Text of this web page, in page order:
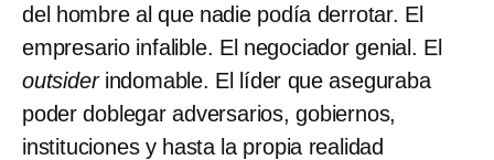
del hombre al que nadie podía derrotar. El
empresario infalible. El negociador genial. El
outsiderindomable. El líder que aseguraba
poder doblegar adversarios, gobiernos,
instituciones y hasta la propia realidad